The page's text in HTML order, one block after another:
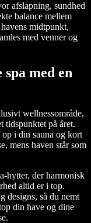
afslapning, sundhed
balance mellem
midtpunkt,
med venner og
med en
wellnessområde,
tidspunktet på året.
i din sauna og kort
mens haven står som
hytter, der harmonisk
altid er i top.
designs, så du nemt
din have og dine